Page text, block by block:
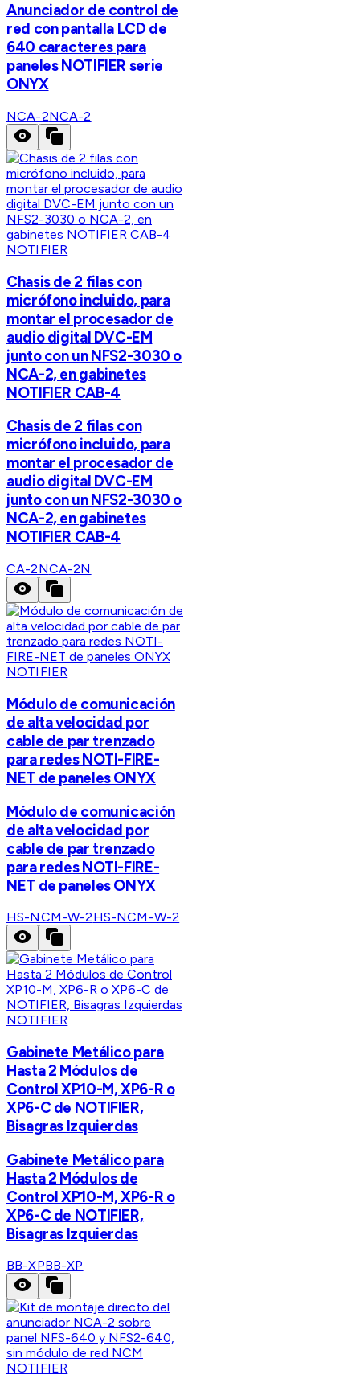
Anunciador de control de
red con pantalla LCD de
640 caracteres para
paneles NOTIFIER serie
ONYX
NCA-2NCA-2
NOTIFIER
Chasis de 2 filas con
micrófono incluido, para
montar el procesador de
audio digital DVC-EM
junto con un NFS2-3030 o
NCA-2, en gabinetes
NOTIFIER CAB-4
Chasis de 2 filas con
micrófono incluido, para
montar el procesador de
audio digital DVC-EM
junto con un NFS2-3030 o
NCA-2, en gabinetes
NOTIFIER CAB-4
CA-2NCA-2N
NOTIFIER
Módulo de comunicación
de alta velocidad por
cable de par trenzado
para redes NOTI-FIRE-
NET de paneles ONYX
Módulo de comunicación
de alta velocidad por
cable de par trenzado
para redes NOTI-FIRE-
NET de paneles ONYX
HS-NCM-W-2HS-NCM-W-2
NOTIFIER
Gabinete Metálico para
Hasta 2 Módulos de
Control XP10-M, XP6-R o
XP6-C de NOTIFIER,
Bisagras Izquierdas
Gabinete Metálico para
Hasta 2 Módulos de
Control XP10-M, XP6-R o
XP6-C de NOTIFIER,
Bisagras Izquierdas
BB-XPBB-XP
NOTIFIER